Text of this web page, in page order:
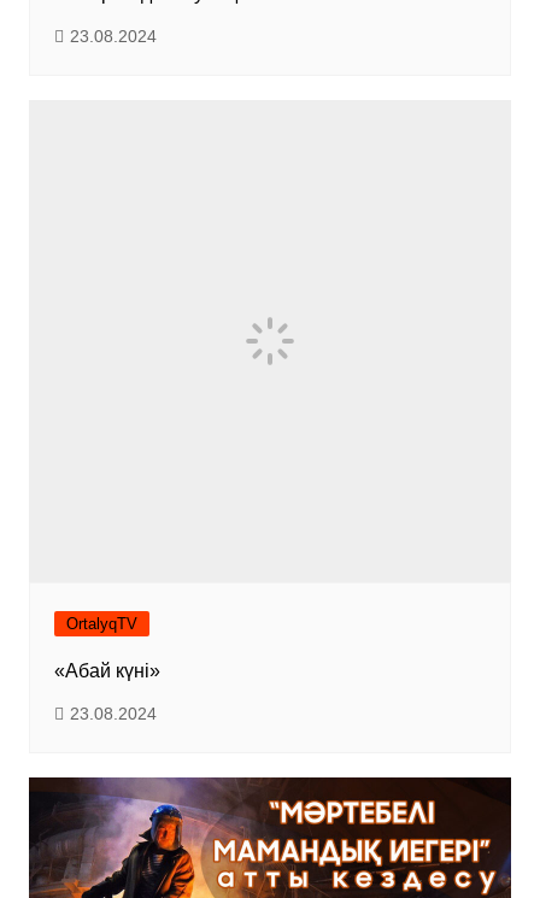
23.08.2024
OrtalyqTV
«Абай күні»
23.08.2024